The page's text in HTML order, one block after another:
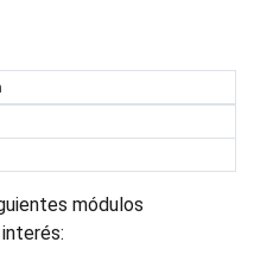
módulos